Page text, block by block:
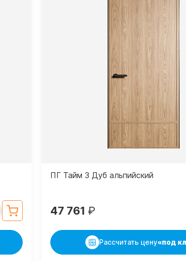
ПГ Тайм 3 Дуб альпийский
47 761 ₽
Рассчитать цену«под